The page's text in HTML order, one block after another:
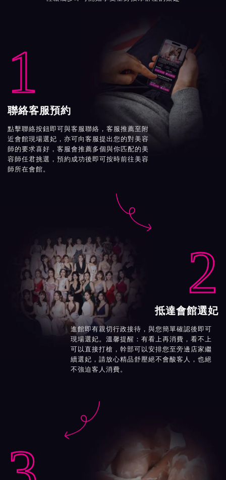
1
聯絡客服預約
點擊聯絡按鈕即可與客服聯絡，客服推薦至附
近會館現場選妃，亦可向客服提出您的對美容
師的要求喜好，客服會推薦多個與你匹配的美
容師任君挑選，預約成功後即可按時前往美容
師所在會館。

2
抵達會館選妃
進館即有親切行政接待，與您簡單確認後即可
現場選妃。溫馨提醒：有看上再消費，看不上
可以直接打槍，幹部可以安排您至旁邊店家繼
續選妃，請放心精品舒壓絕不會酸客人，也絕
不強迫客人消費。
